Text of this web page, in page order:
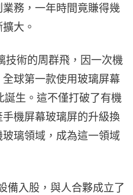
務，一年時間竟賺得幾
大。
技術的周群飛，因一次機
球第一款使用玻璃屏幕
生。這不僅打破了有機
機屏幕玻璃屏的升級換
璃領域，成為這一領域
備入股，與人合夥成立了